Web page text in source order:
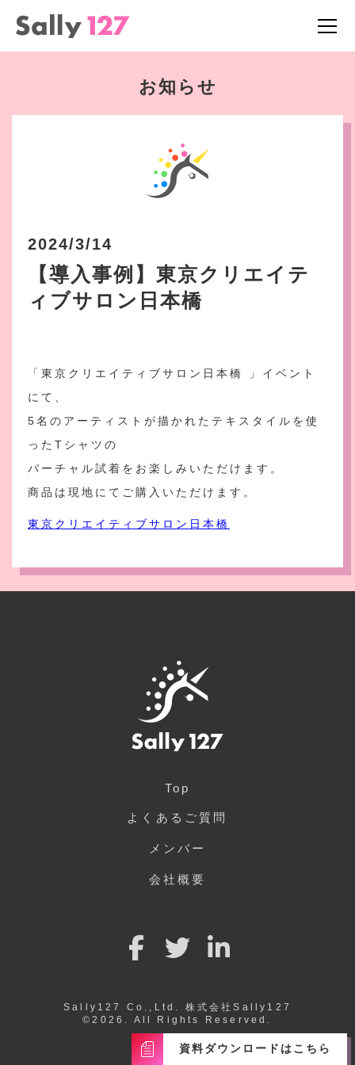
お知らせ
2024/3/14
【導入事例】東京クリエイテ
ィブサロン日本橋
「東京クリエイティブサロン日本橋 」イベント
にて、
5名のアーティストが描かれたテキスタイルを使
ったTシャツの
バーチャル試着をお楽しみいただけます。
商品は現地にてご購入いただけます。
東京クリエイティブサロン日本橋
資料ダウンロードはこちら
Top
よくあるご質問
メンバー
会社概要
Sally127 Co.,Ltd. 株式会社Sally127
©︎2026. All Rights Reserved.